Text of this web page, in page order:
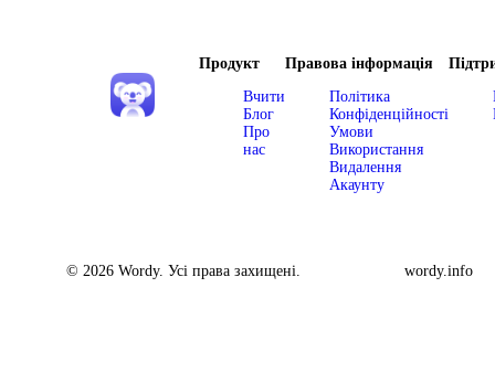
Продукт
Вчити
Блог
Про
нас
Правова інформація
Політика
Конфіденційності
Умови
Використання
Видалення
Акаунту
© 2026 Wordy. Усі права захищені. wordy.info